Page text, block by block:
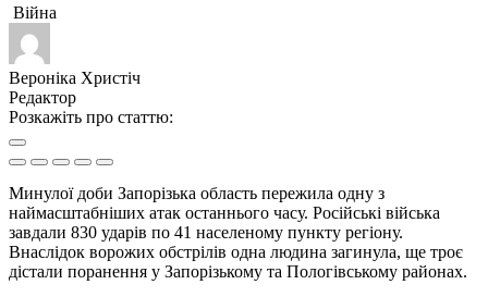
Війна
Вероніка Христіч
Редактор
Розкажіть про статтю:
Минулої доби Запорізька область пережила одну з
наймасштабніших атак останнього часу. Російські війська
завдали 830 ударів по 41 населеному пункту регіону.
Внаслідок ворожих обстрілів одна людина загинула, ще троє
дістали поранення у Запорізькому та Пологівському районах.